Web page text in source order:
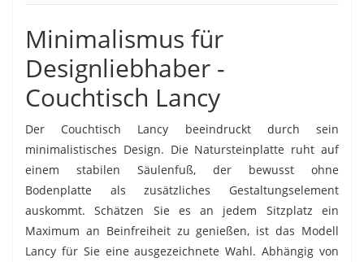
Minimalismus für
Designliebhaber -
Couchtisch Lancy
Der Couchtisch Lancy beeindruckt durch sein
minimalistisches Design. Die Natursteinplatte ruht auf
einem stabilen Säulenfuß, der bewusst ohne
Bodenplatte als zusätzliches Gestaltungselement
auskommt. Schätzen Sie es an jedem Sitzplatz ein
Maximum an Beinfreiheit zu genießen, ist das Modell
Lancy für Sie eine ausgezeichnete Wahl. Abhängig von